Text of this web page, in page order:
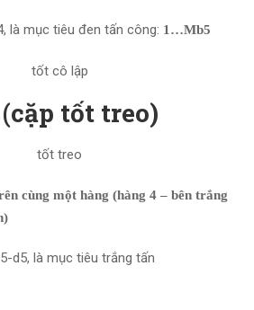
là mục tiêu đen tấn công: 1…Mb5
tốt treo)
cùng một hàng (hàng 4 – bên trắng
d5, là mục tiêu trắng tấn